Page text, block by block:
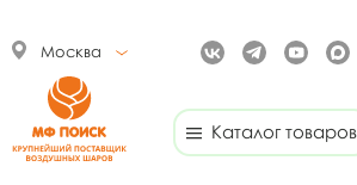
Москва
Каталог товаров